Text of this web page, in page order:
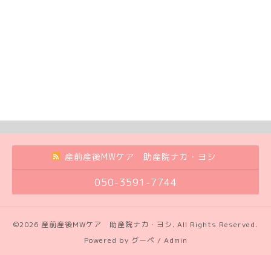
産前産後MWケア 助産院ナカ・ヨシ
050-3591-7744
©2026 産前産後MWケア 助産院ナカ・ヨシ. All Rights Reserved.
Powered by グーペ / Admin